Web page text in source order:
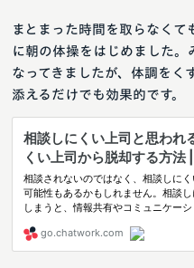
まとまった時間を取らなくて
に朝の体操をはじめました。
なってきましたが、体調をく
添えるだけでも効果的です。